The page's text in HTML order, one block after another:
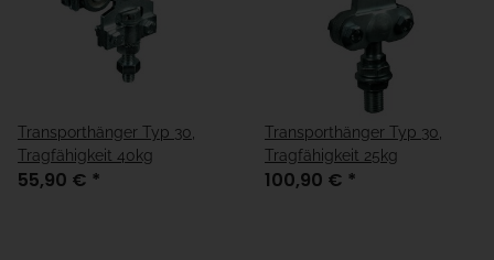
Transporthänger Typ 30,
Tragfähigkeit 40kg
55,90 € *
Transporthänger Typ 30,
Tragfähigkeit 25kg
100,90 € *